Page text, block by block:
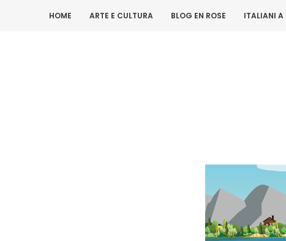
HOME ARTE E CULTURA BLOG EN ROSE ITALIANI A